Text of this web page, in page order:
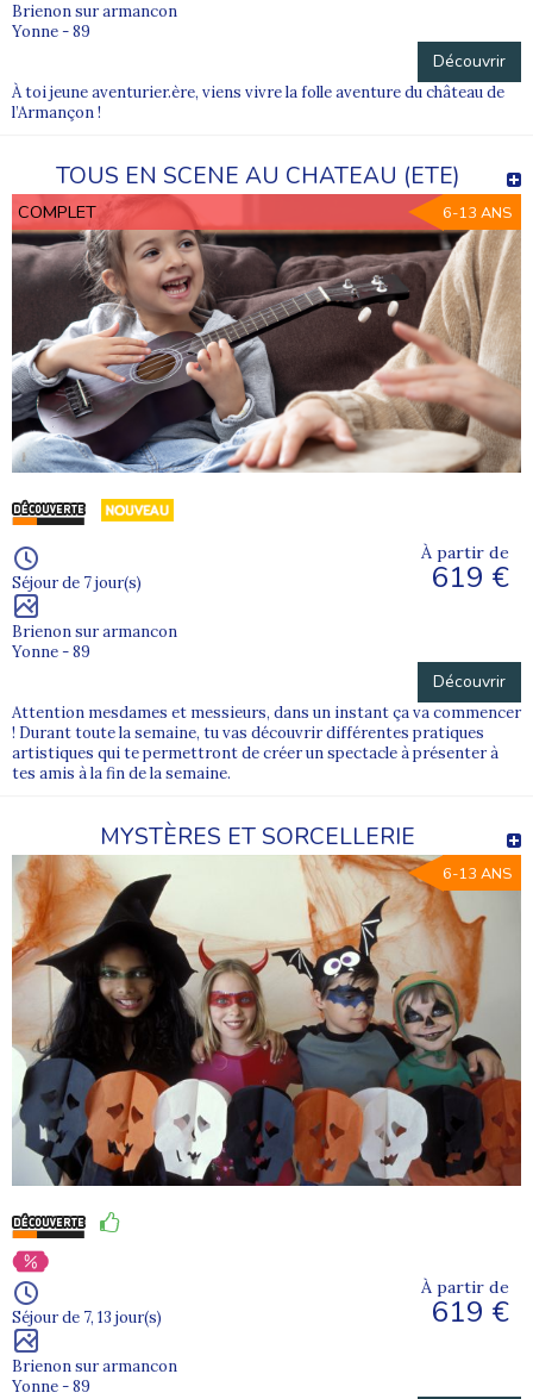
Brienon sur armancon
Yonne - 89
Découvrir
À toi jeune aventurier.ère, viens vivre la folle aventure du château de
l’Armançon !
TOUS EN SCENE AU CHATEAU (ETE)
COMPLET 6-13 ANS
Séjour de 7 jour(s)
Brienon sur armancon
Yonne - 89
À partir de
619 €
Découvrir
Attention mesdames et messieurs, dans un instant ça va commencer
! Durant toute la semaine, tu vas découvrir différentes pratiques
artistiques qui te permettront de créer un spectacle à présenter à
tes amis à la fin de la semaine.
MYSTÈRES ET SORCELLERIE
6-13 ANS
Séjour de 7, 13 jour(s)
Brienon sur armancon
Yonne - 89
À partir de
619 €